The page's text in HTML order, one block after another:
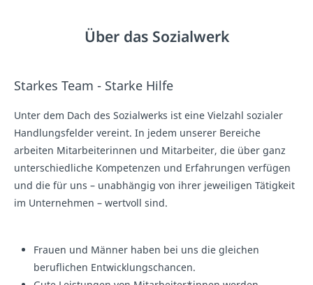
Über das Sozialwerk
Starkes Team - Starke Hilfe
Unter dem Dach des Sozialwerks ist eine Vielzahl sozialer
Handlungsfelder vereint. In jedem unserer Bereiche
arbeiten Mitarbeiterinnen und Mitarbeiter, die über ganz
unterschiedliche Kompetenzen und Erfahrungen verfügen
und die für uns – unabhängig von ihrer jeweiligen Tätigkeit
im Unternehmen – wertvoll sind.
Frauen und Männer haben bei uns die gleichen
beruflichen Entwicklungschancen.